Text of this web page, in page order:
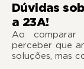
Dúvidas
a 23A!
Ao comparar
perceber que
soluções, mas